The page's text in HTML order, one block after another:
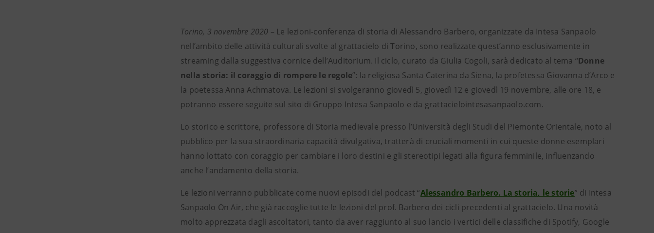
Torino, 3 novembre 2020 – Le lezioni-conferenza di storia di Alessandro Barbero, organizzate da Intesa Sanpaolo
nell’ambito delle attività culturali svolte al grattacielo di Torino, sono realizzate quest’anno esclusivamente in
streaming dalla suggestiva cornice dell’Auditorium. Il ciclo, curato da Giulia Cogoli, sarà dedicato al tema “Donne
nella storia: il coraggio di rompere le regole”: la religiosa Santa Caterina da Siena, la profetessa Giovanna d’Arco e
la poetessa Anna Achmatova. Le lezioni si svolgeranno giovedì 5, giovedì 12 e giovedì 19 novembre, alle ore 18, e
potranno essere seguite sul sito di Gruppo Intesa Sanpaolo e da grattacielointesasanpaolo.com.
Lo storico e scrittore, professore di Storia medievale presso l’Università degli Studi del Piemonte Orientale, noto al
pubblico per la sua straordinaria capacità divulgativa, tratterà di cruciali momenti in cui queste donne esemplari
hanno lottato con coraggio per cambiare i loro destini e gli stereotipi legati alla figura femminile, influenzando
anche l’andamento della storia.
Le lezioni verranno pubblicate come nuovi episodi del podcast “Alessandro Barbero. La storia, le storie” di Intesa
Sanpaolo On Air, che già raccoglie tutte le lezioni del prof. Barbero dei cicli precedenti al grattacielo. Una novità
molto apprezzata dagli ascoltatori, tanto da aver raggiunto al suo lancio i vertici delle classifiche di Spotify, Google